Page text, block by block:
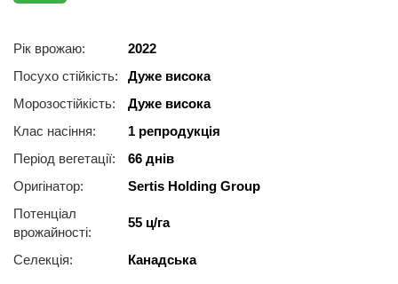
Рік врожаю:
2022
Посухо стійкість:
Дуже висока
Морозостійкість:
Дуже висока
Клас насіння:
1 репродукція
Період вегетації:
66 днів
Оригінатор:
Sertis Holding Group
Потенціал
врожайності:
55 ц/га
Селекція: Канадська